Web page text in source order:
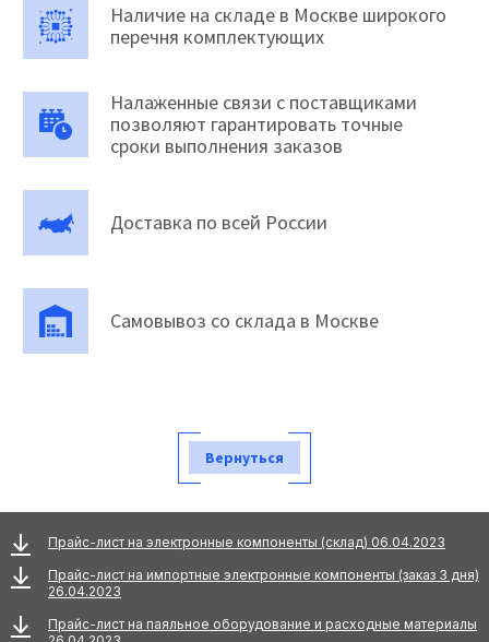
Наличие на складе в Москве широкого
перечня комплектующих
Налаженные связи с поставщиками
позволяют гарантировать точные
сроки выполнения заказов
Доставка по всей России
Самовывоз со склада в Москве
Вернуться
Прайс-лист на электронные компоненты (склад) 06.04.2023
Прайс-лист на импортные электронные компоненты (заказ 3 дня)
26.04.2023
Прайс-лист на паяльное оборудование и расходные материалы